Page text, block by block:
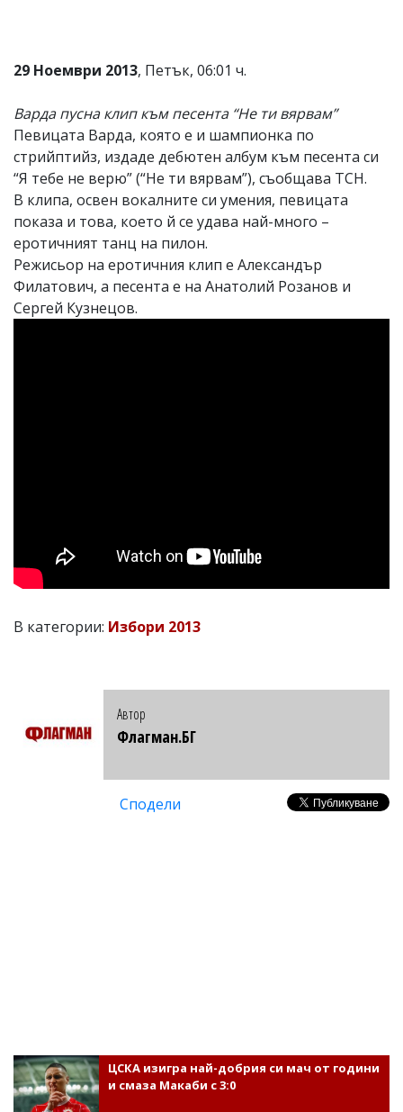
се
читателите
и
редакцията
не
носи
отговорност
тях!
Ако
откриете
обиден
за
вас
29 Ноември 2013, Петък, 06:01 ч.
Варда пусна клип към песента “Не ти вярвам”
Певицата Варда, която е и шампионка по
стрийптийз, издаде дебютен албум към песента си
“Я тебе не верю” (“Не ти вярвам”), съобщава ТСН.
В клипа, освен вокалните си умения, певицата
показа и това, което й се удава най-много –
еротичният танц на пилон.
Режисьор на еротичния клип е Александър
Филатович, а песента е на Анатолий Розанов и
Сергей Кузнецов.
В категории: Избори 2013
Автор
Флагман.БГ
Сподели
ЦСКА изигра най-добрия си мач от години
и смаза Макаби с 3:0